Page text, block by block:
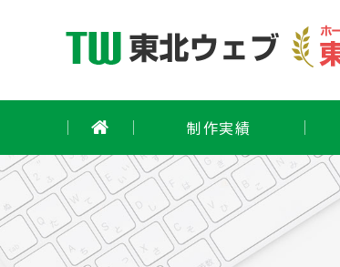
制作実績